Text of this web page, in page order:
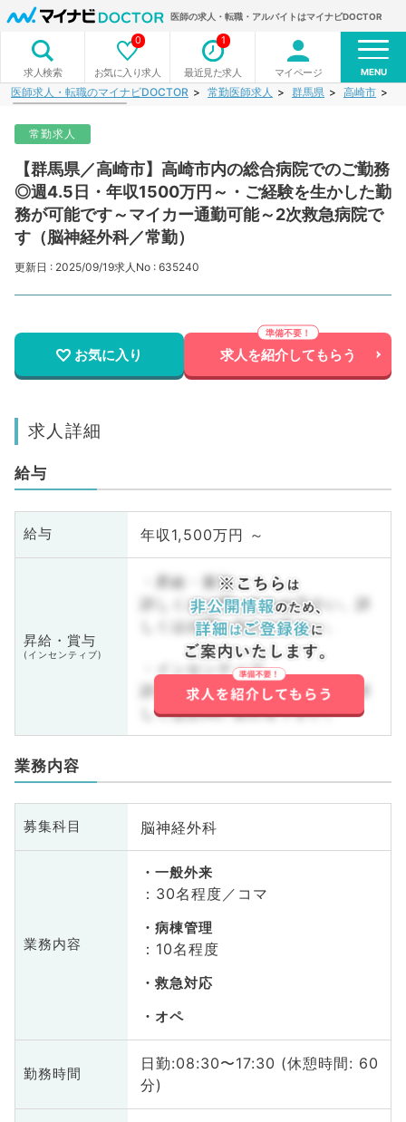
医師の求人・転職・アルバイトはマイナビDOCTOR
求人検索 お気に入り求人
0
最近見た求人
1
マイページ MENU
医師求人・転職のマイナビDOCTOR 常勤医師求人 群馬県 高崎市
常勤求人
【群馬県／高崎市】高崎市内の総合病院でのご勤務
◎週4.5日・年収1500万円～・ご経験を生かした勤
務が可能です～マイカー通勤可能～2次救急病院で
す（脳神経外科／常勤）
更新日 : 2025/09/19求人No : 635240
お気に入り 求人を紹介してもらう
求人詳細
給与
給与 年収1,500万円 ～
昇給・賞与
(インセンティブ)
・昇給・賞与
詳しくはお問い合わせ下さい。詳
しくはお問い合わせ下さい。
・インセンティブ
詳しくはお問い合わせ下さい。詳
しくはお問い合わせ下さい。
業務内容
募集科目 脳神経外科
業務内容
一般外来
：30名程度／コマ
病棟管理
：10名程度
救急対応
オペ
勤務時間
日勤:08:30〜17:30 (休憩時間: 60
分)